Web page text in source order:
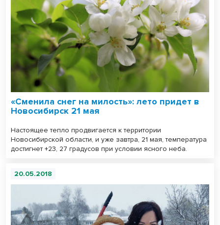
«Сменила снег на милость»: лето придет в
Новосибирск 21 мая
Настоящее тепло продвигается к территории
Новосибирской области, и уже завтра, 21 мая, температура
достигнет +23, 27 градусов при условии ясного неба.
20.05.2018